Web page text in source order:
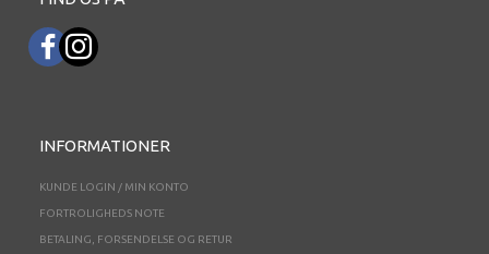
INFORMATIONER
KUNDE LOGIN / MIN KONTO
FORTROLIGHEDS NOTE
BETALING, FORSENDELSE OG RETUR